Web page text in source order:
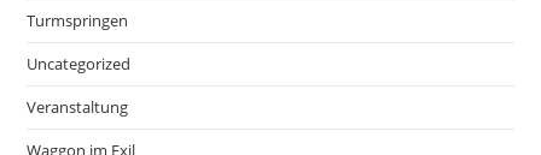
Turmspringen
Uncategorized
Veranstaltung